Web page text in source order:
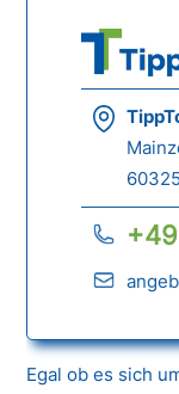
Egal ob es sich